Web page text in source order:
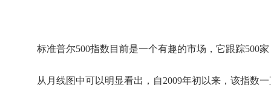
标准普尔500指数目前是一个有趣的市场，它跟踪500
从月线图中可以明显看出，自2009年初以来，该指数